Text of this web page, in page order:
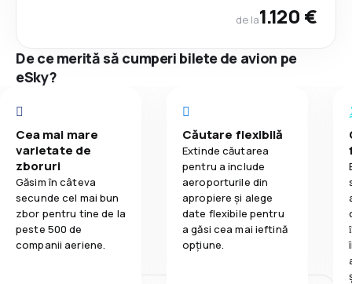
de la1.120 €
De ce merită să cumperi bilete de avion pe
eSky?
Cea mai mare
varietate de
zboruri
Găsim în câteva
secunde cel mai bun
zbor pentru tine de la
peste 500 de
companii aeriene.
Căutare flexibilă
Extinde căutarea
pentru a include
aeroporturile din
apropiere și alege
date flexibile pentru
a găsi cea mai ieftină
opțiune.